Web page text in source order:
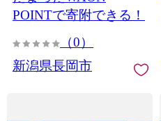
POINTで寄附できる！
（0）
新潟県長岡市